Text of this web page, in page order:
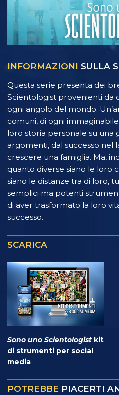
INFORMAZIONI SULLA
Questa serie presenta dei
Scientologist provenienti da
ogni angolo del mondo.
comuni, di ogni
loro storia personale su una
argomenti, dal successo nel
crescere una famiglia. Ma,
quanto diverse siano le loro
siano le distanze tra di loro,
semplici ma potenti
di aver trasformato la loro
successo.
SCARICA
Sono uno Scientologist kit
di strumenti per social
media
POTREBBE PIACERTI